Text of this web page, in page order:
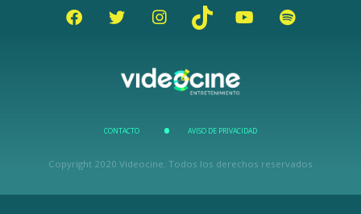
CONTACTO AVISO DE PRIVACIDAD
Copyright 2020 Videocine. Todos los derechos reservados